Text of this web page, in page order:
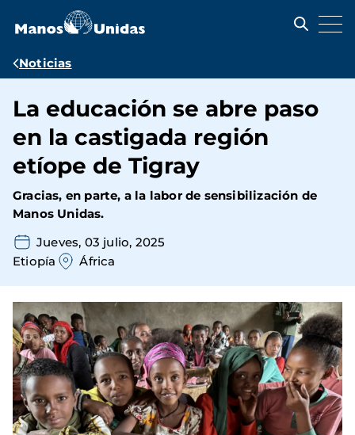
contenido
Ruta
navegación
Noticias
La educación se abre paso
en la castigada región
etíope de Tigray
Gracias, en parte, a la labor de sensibilización de
Manos Unidas.
Jueves, 03 julio, 2025
Etiopía
África